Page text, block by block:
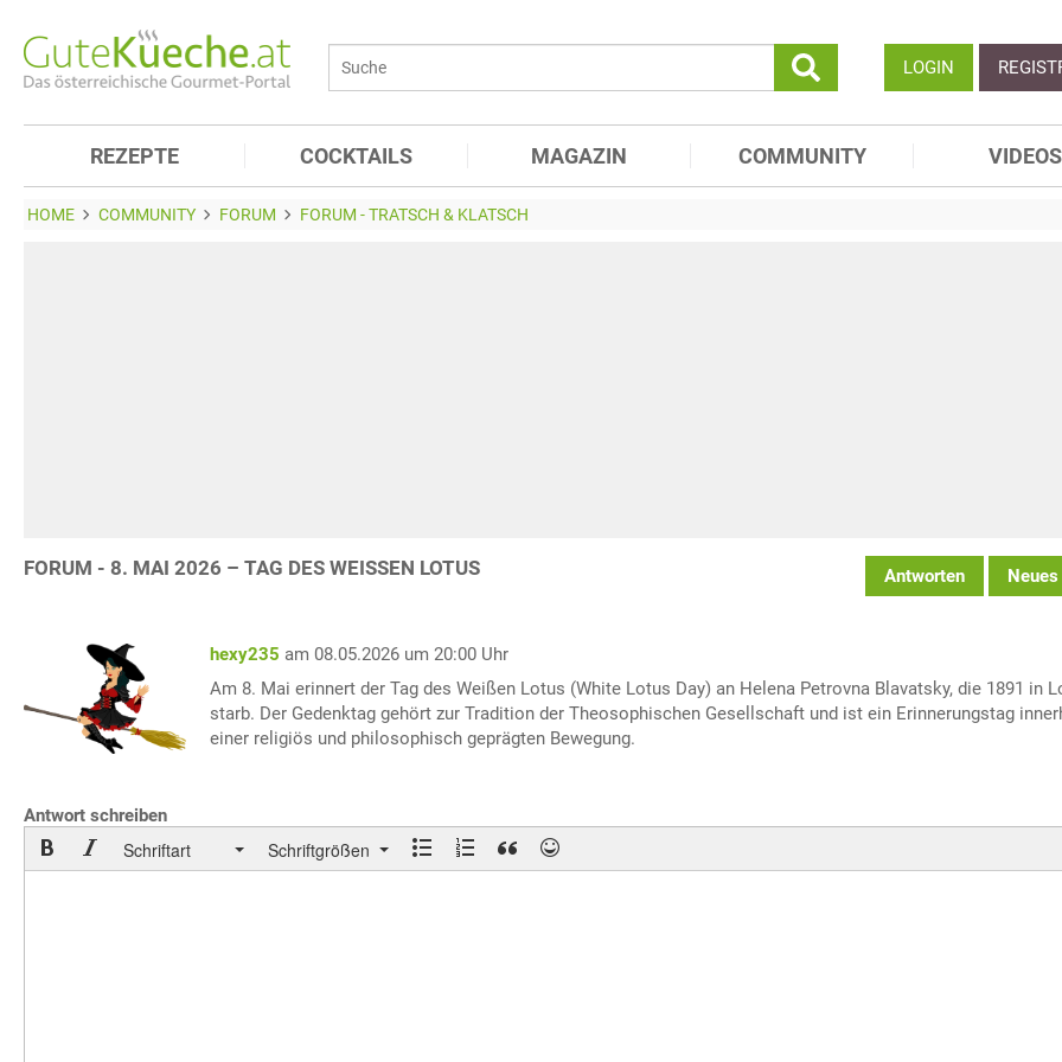
LOGIN
REZEPTE COCKTAILS MAGAZIN COMMUNITY VIDEOS
HOME COMMUNITY FORUM FORUM - TRATSCH & KLATSCH
FORUM - 8. MAI 2026 – TAG DES WEISSEN LOTUS Antworten
hexy235 am 08.05.2026 um 20:00 Uhr
Am 8. Mai erinnert der Tag des Weißen Lotus (White Lotus Day) an Helena Petrovna Blavatsky, die 1891 in
starb. Der Gedenktag gehört zur Tradition der Theosophischen Gesellschaft und ist ein Erinnerungstag
einer religiös und philosophisch geprägten Bewegung.
Antwort schreiben
Schriftart Schriftgrößen